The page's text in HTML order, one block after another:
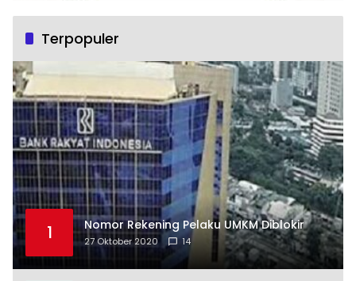
Terpopuler
1 Nomor Rekening Pelaku UMKM Diblokir
27 Oktober 2020 14